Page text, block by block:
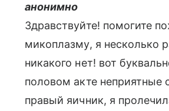
анонимно
Здравствуйте! помогите
микоплазму, я несколько
никакого нет! вот
половом акте
правый яичник, я